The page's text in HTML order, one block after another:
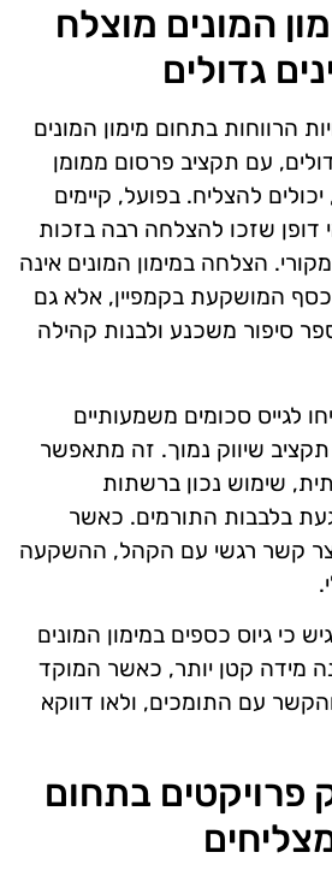
11: מימון המונים מוצלח
גדולים
הרווחות בתחום מימון המונים
עם תקציב פרסום ממומן
להצליח. בפועל, קיימים
דופן שזכו להצלחה רבה בזכות
מקורי. הצלחה במימון המונים אינה
המושקעת בקמפיין, אלא גם
סיפור משכנע ולבנות קהילה
לגייס סכומים משמעותיים
תקציב שיווק נמוך. זה מתאפשר
שימוש נכון ברשתות
בלבבות התורמים. כאשר
קשר רגשי עם הקהל, ההשקעה
כי גיוס כספים במימון המונים
מידה קטן יותר, כאשר המוקד
עם התומכים, ולאו דווקא
12: רק פרויקטים בתחום